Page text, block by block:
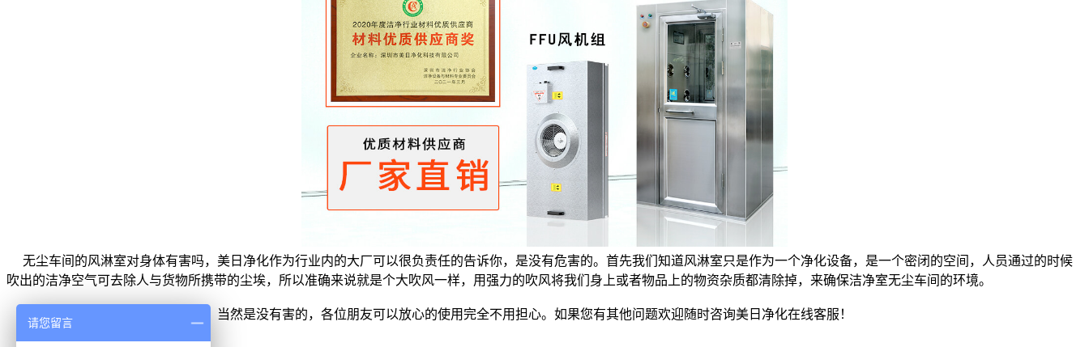
无尘车间的风淋室对身体有害吗，美日净化作为行业内的大厂可以很负责任的告诉你，是没有危害的。首先我们知道风淋室只是作为一个净化设备，是一个密闭的空间，人员通过的时候
吹出的洁净空气可去除人与货物所携带的尘埃，所以准确来说就是个大吹风一样，用强力的吹风将我们身上或者物品上的物资杂质都清除掉，来确保洁净室无尘车间的环境。
无尘车间的风淋室对身体有害吗，当然是没有害的，各位朋友可以放心的使用完全不用担心。如果您有其他问题欢迎随时咨询美日净化在线客服！
请您留言